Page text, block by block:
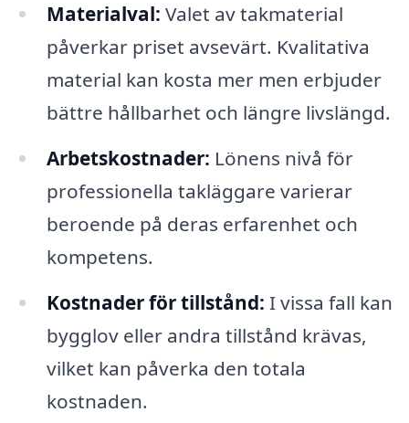
Materialval: Valet av takmaterial
påverkar priset avsevärt. Kvalitativa
material kan kosta mer men erbjuder
bättre hållbarhet och längre livslängd.
Arbetskostnader: Lönens nivå för
professionella takläggare varierar
beroende på deras erfarenhet och
kompetens.
Kostnader för tillstånd: I vissa fall kan
bygglov eller andra tillstånd krävas,
vilket kan påverka den totala
kostnaden.